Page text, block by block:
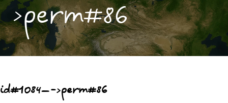
>perm#86
id#1084—->perm#86